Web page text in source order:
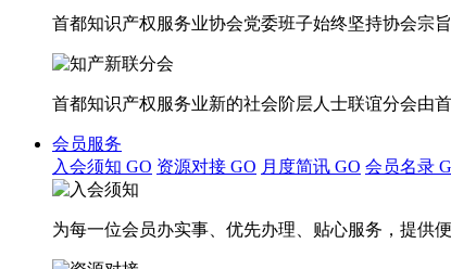
首都知识产权服务业协会党委班子始终坚持协会宗
首都知识产权服务业新的社会阶层人士联谊分会由
会员服务
入会须知 GO 资源对接 GO 月度简讯 GO 会员名录
为每一位会员办实事、优先办理、贴心服务，提供